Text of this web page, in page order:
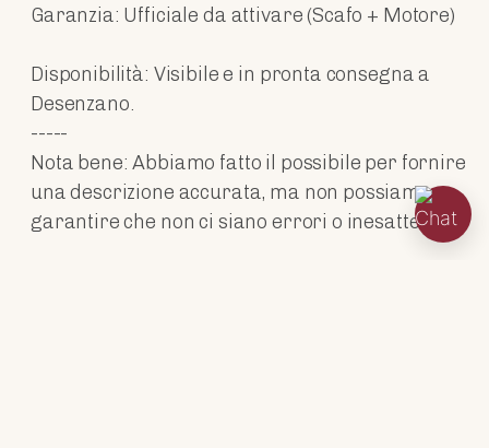
Garanzia: Ufficiale da attivare (Scafo + Motore)
Disponibilità: Visibile e in pronta consegna a
Desenzano.
-----
Nota bene: Abbiamo fatto il possibile per fornire
una descrizione accurata, ma non possiamo
garantire che non ci siano errori o inesattezze.